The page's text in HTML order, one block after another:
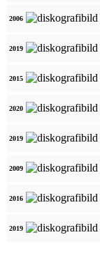
2006
2019
2015
2020
2019
2009
2016
2019